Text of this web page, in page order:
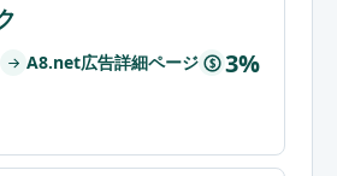
A8.net広告詳細ページ $ 3%